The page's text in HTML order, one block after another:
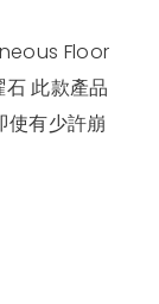
Floor
此款產品
使有少許崩